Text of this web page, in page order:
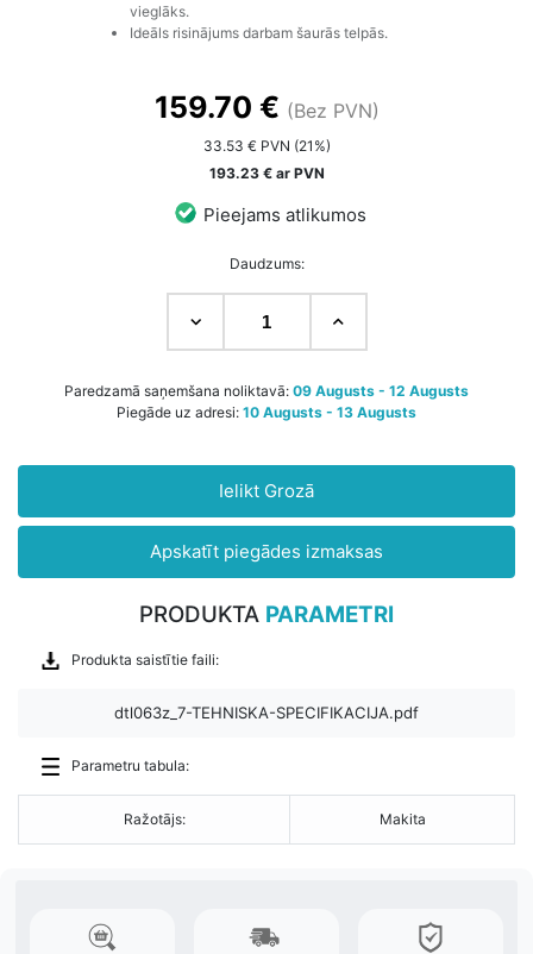
vieglāks.
Ideāls risinājums darbam šaurās telpās.
159.70 € (Bez PVN)
33.53 € PVN (21%)
193.23 € ar PVN
Pieejams atlikumos
Daudzums:
Paredzamā saņemšana noliktavā: 09 Augusts - 12 Augusts
Piegāde uz adresi: 10 Augusts - 13 Augusts
Ielikt Grozā
Apskatīt piegādes izmaksas
PRODUKTA PARAMETRI
Produkta saistītie faili:
dtl063z_7-TEHNISKA-SPECIFIKACIJA.pdf
Parametru tabula:
Ražotājs: Makita